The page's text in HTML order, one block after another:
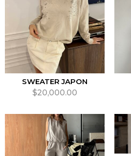
SWEATER JAPON
$20,000.00